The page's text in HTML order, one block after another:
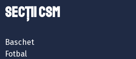
SECȚII CSM
Baschet
Fotbal